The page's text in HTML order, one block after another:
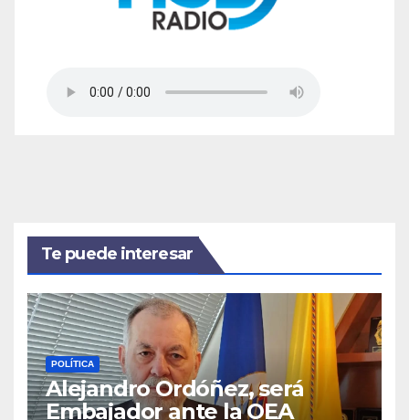
Te puede interesar
POLÍTICA
Alejandro Ordóñez, será
Embajador ante la OEA